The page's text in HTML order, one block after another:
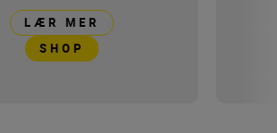
LÆR MER
SHOP